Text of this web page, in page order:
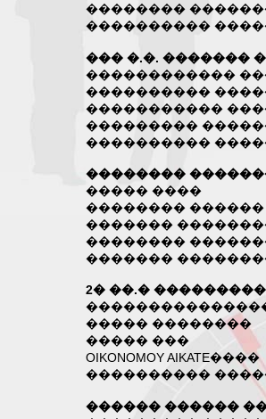
��������
����������
��� �.�. �������
������������
����������
�����������
���������
����������
��������
����� ����
�������� ������
�������
��������
�������
2� ��.� ���������
����� ��������
����� ���
OIKONOMOY AIKATE����
����������
������ ������